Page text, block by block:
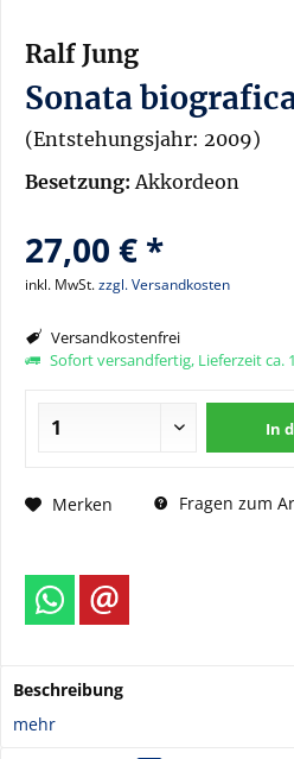
Ralf Jung
Sonata
(Entstehungsjahr: 2009)
Besetzung: Akkordeon
27,00 € *
inkl. MwSt.zzgl. Versandkosten
Versandkostenfrei
Sofort versandfertig, Lieferzeit ca.
In
Merken Fragen zum
Beschreibung
mehr